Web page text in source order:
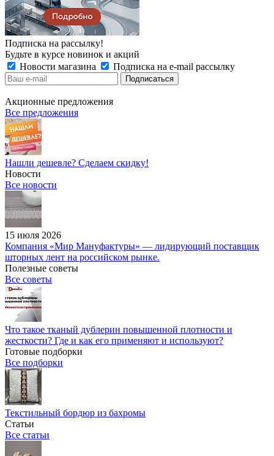
Подписка на рассылку!
Будьте в курсе новинок и акций
Новости магазина
Подписка на e-mail рассылку
Акционные предложения
Все предложения
Нашли дешевле? Сделаем скидку!
Новости
Все новости
15 июля 2026
Компания «Мир Мануфактуры» — лидирующий поставщик
шторных лент на российском рынке.
Полезные советы
Все советы
Что такое тканый дублерин повышенной плотности и
жесткости? Где и как его применяют и используют?
Готовые подборки
Все подборки
Текстильный бордюр из бахромы
Статьи
Все статьи